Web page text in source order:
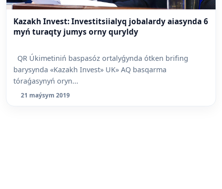
Kazakh Invest: Investitsiialyq jobalardy aiasynda 6
myń turaqty jumys orny quryldy
QR Úkimetiniń baspasóz ortalyǵynda ótken brifing
barysynda «Kazakh Invest» UK» AQ basqarma
tóraǵasynyń oryn...
21 maýsym 2019